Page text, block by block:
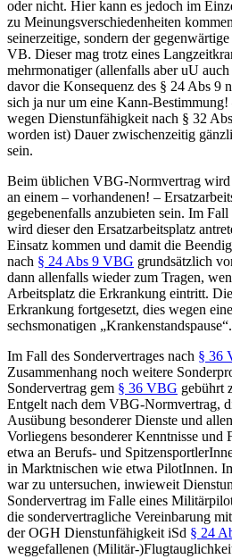
oder nicht. Hier kann es jedoch im
zu Meinungsverschiedenheiten
seinerzeitige, sondern der
VB. Dieser mag trotz eines
mehrmonatiger (allenfalls aber uU
davor die Konsequenz des § 24 Abs 9
sich ja nur um eine Kann-
wegen Dienstunfähigkeit nach § 32
worden ist) Dauer zwischenzeitig
sein.
Beim üblichen VBG-Normvertrag wird
an einem – vorhandenen! –
gegebenenfalls anzubieten sein. Im
wird dieser den Ersatzarbeitsplatz
Einsatz kommen und damit die
nach § 24 Abs 9 VBG grundsätzlich
dann allenfalls wieder zum Tragen,
Arbeitsplatz die Erkrankung eintritt.
Erkrankung fortgesetzt, dies wegen
sechsmonatigen „Krankenstandspause“.
Im Fall des Sondervertrages nach § 36
Zusammenhang noch weitere
Sondervertrag gem § 36 VBG gebührt
Entgelt nach dem VBG-Normvertrag,
Ausübung besonderer Dienste und
Vorliegens besonderer Kenntnisse und
etwa an Berufs- und
in Marktnischen wie etwa PilotInnen.
war zu untersuchen, inwieweit
Sondervertrag im Falle eines
die sondervertragliche Vereinbarung
der OGH Dienstunfähigkeit iSd § 24
weggefallenen (Militär-